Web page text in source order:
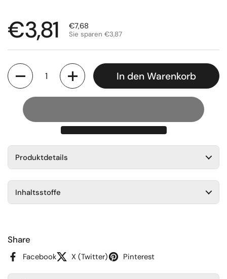
Regulärer Preis
€3,81 Sale-Preis
€7,68
Sie sparen €3,87
Anzahl
In den Warenkorb
Produktdetails
Inhaltsstoffe
Share
Facebook X (Twitter) Pinterest